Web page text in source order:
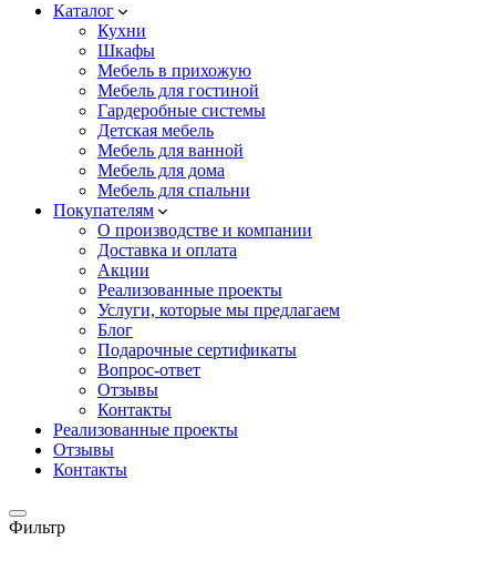
Каталог
Кухни
Шкафы
Мебель в прихожую
Мебель для гостиной
Гардеробные системы
Детская мебель
Мебель для ванной
Мебель для дома
Мебель для спальни
Покупателям
О производстве и компании
Доставка и оплата
Акции
Реализованные проекты
Услуги, которые мы предлагаем
Блог
Подарочные сертификаты
Вопрос-ответ
Отзывы
Контакты
Реализованные проекты
Отзывы
Контакты
Фильтр